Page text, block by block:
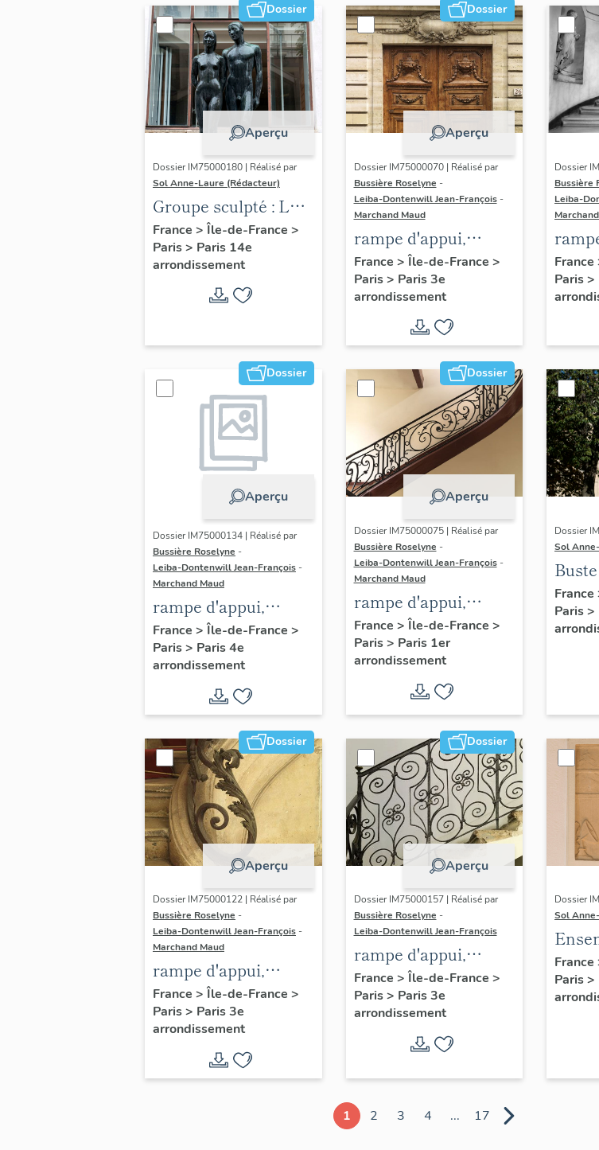
Dossier
Aperçu
Dossier IM75000180 | Réalisé par
Sol Anne-Laure (Rédacteur)
Groupe sculpté : Les
Adolescents
France > Île-de-France >
Paris> Paris 14e
arrondissement
Dossier
Aperçu
Dossier IM75000070 | Réalisé par
Bussière Roselyne -
Leiba-Dontenwill Jean-François -
Marchand Maud
rampe d'appui,
escalier de l' hôtel de
Sandreville (non
étudié)
France > Île-de-France >
Paris> Paris 3e
arrondissement
Dossier
Bussière
Leiba-
à
France
Paris>
Dossier
Aperçu
Dossier IM75000134 | Réalisé par
Bussière Roselyne -
Leiba-Dontenwill Jean-François -
Marchand Maud
rampe d'appui,
escalier de la maison
à porte cochère dite
hôtel Charpentier
(non étudié)
France > Île-de-France >
Paris> Paris 4e
arrondissement
Dossier
Aperçu
Dossier IM75000075 | Réalisé par
Bussière Roselyne -
Leiba-Dontenwill Jean-François -
Marchand Maud
rampe d'appui,
escalier de la maison
à porte cochère (non
étudié)
France > Île-de-France >
Paris> Paris 1er
arrondissement
Dossier
Sol
France
Paris>
Dossier
Aperçu
Dossier IM75000122 | Réalisé par
Bussière Roselyne -
Leiba-Dontenwill Jean-François -
Marchand Maud
rampe d'appui,
escalier de la maison
à porte cochère (non
étudié)
France > Île-de-France >
Paris> Paris 3e
arrondissement
Dossier
Aperçu
Dossier IM75000157 | Réalisé par
Bussière Roselyne -
Leiba-Dontenwill Jean-François
rampe d'appui,
escalier de la maison
à porte cochère dite
hôtel de Bence (non
France > Île-de-France >
Paris> Paris 3e
arrondissement
Dossier
Sol
France
Paris>
1 2 3 4 ... 17